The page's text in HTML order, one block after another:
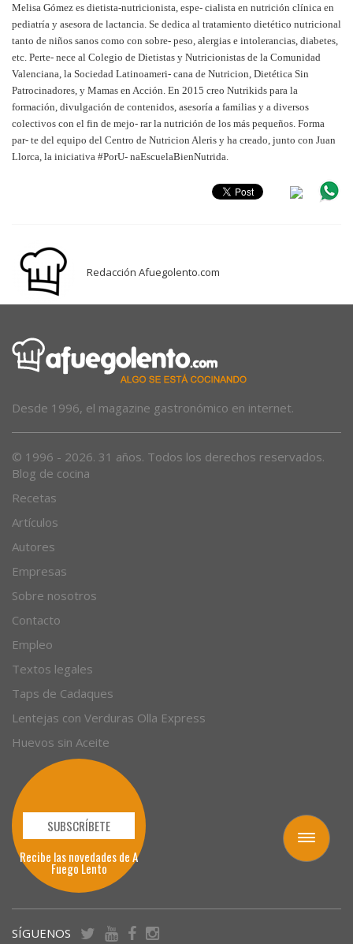
Toggle
navigation
Melisa Gómez es dietista-nutricionista, espe- cialista en nutrición clínica en
pediatría y asesora de lactancia. Se dedica al tratamiento dietético nutricional
tanto de niños sanos como con sobre- peso, alergias e intolerancias, diabetes,
etc. Perte- nece al Colegio de Dietistas y Nutricionistas de la Comunidad
Valenciana, la Sociedad Latinoameri- cana de Nutricion, Dietética Sin
Patrocinadores, y Mamas en Acción. En 2015 creo Nutrikids para la
formación, divulgación de contenidos, asesoría a familias y a diversos
colectivos con el fin de mejo- rar la nutrición de los más pequeños. Forma
par- te del equipo del Centro de Nutricion Aleris y ha creado, junto con Juan
Llorca, la iniciativa #PorU- naEscuelaBienNutrida.
Redacción Afuegolento.com
Desde 1996, el magazine gastronómico en internet.
© 1996 - 2026. 31 años. Todos los derechos reservados.
Blog de cocina
Recetas
Artículos
Autores
Empresas
Sobre nosotros
Contacto
Empleo
Textos legales
Taps de Cadaques
Lentejas con Verduras Olla Express
Huevos sin Aceite
SUBSCRÍBETE
Recibe las novedades de A
Fuego Lento
SÍGUENOS